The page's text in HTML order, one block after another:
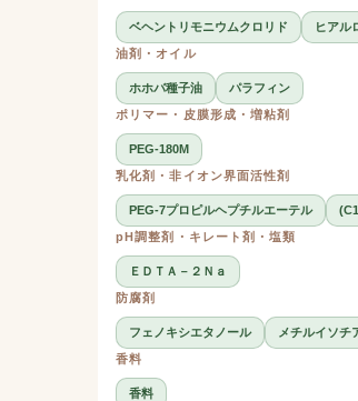
ベヘントリモニウムクロリド ヒアル
油剤・オイル
ホホバ種子油
パラフィン
ポリマー・皮膜形成・増粘剤
PEG-180M
乳化剤・非イオン界面活性剤
PEG-7プロピルヘプチルエーテル
pH調整剤・キレート剤・塩類
ＥＤＴＡ－２Ｎａ
防腐剤
フェノキシエタノール メチルイソチ
香料
香料